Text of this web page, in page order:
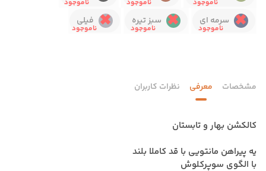
سرمه ای
سبز تیره فیلی
مشخصات معرفی نظرات کاربران
کالکشن بهار و تابستان
یه پیراهن مانتویی با قد کاملا بلند
با الگوی سوپرکلوش